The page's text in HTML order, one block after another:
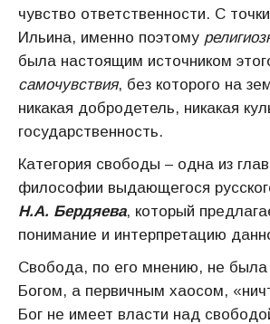
чувство ответственности. С
Ильина, именно поэтому
была настоящим источником
самочувствия, без которого на
никакая добродетель, никакая
государственность.
Категория свободы – одна из
философии выдающегося
Н.А. Бердяева, который
понимание и интерпретацию
Свобода, по его мнению, не была
Богом, а первичным хаосом,
Бог не имеет власти над